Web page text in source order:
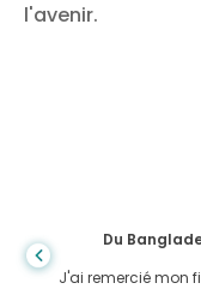
l'avenir.
Du
J'ai remercié mon